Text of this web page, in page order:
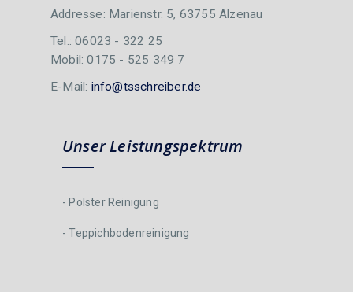
Addresse: Marienstr. 5, 63755 Alzenau
Tel.: 06023 - 322 25
Mobil: 0175 - 525 349 7
E-Mail: info@tsschreiber.de
Unser Leistungspektrum
- Polster Reinigung
- Teppichbodenreinigung